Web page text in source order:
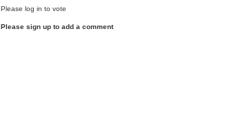
Please log in to vote
Please sign up to add a comment